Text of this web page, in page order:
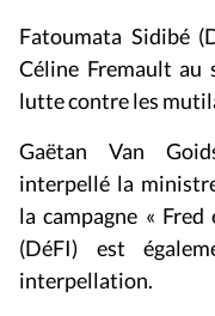
Fatoumata Sidibé
Céline Fremault au
lutte contre les
Gaëtan Van
interpellé la
la campagne «
(DéFI) est
interpellation.